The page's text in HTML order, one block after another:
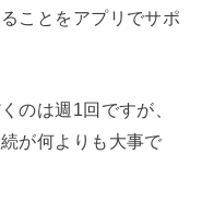
ことをアプリでサポ
のは週1回ですが、
が何よりも大事で